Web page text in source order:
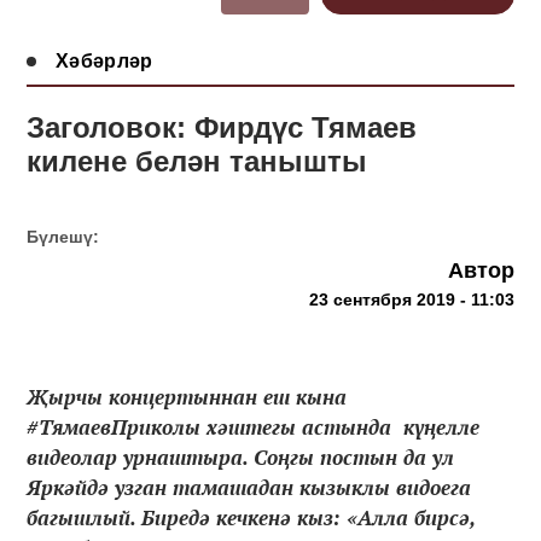
Хәбәрләр
Заголовок: Фирдүс Тямаев
килене белән танышты
Бүлешү:
Автор
23 сентября 2019 - 11:03
Җырчы концертыннан еш кына
#ТямаевПриколы хәштегы астында күңелле
видеолар урнаштыра. Соңгы постын да ул
Яркәйдә узган тамашадан кызыклы видоега
багышлый. Биредә кечкенә кыз: «Алла бирсә,